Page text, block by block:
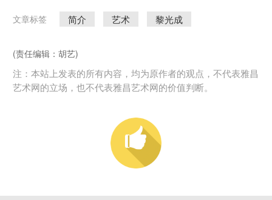
文章标签 简介 艺术 黎光成
(责任编辑：胡艺)
注：本站上发表的所有内容，均为原作者的观点，不代表雅昌
艺术网的立场，也不代表雅昌艺术网的价值判断。